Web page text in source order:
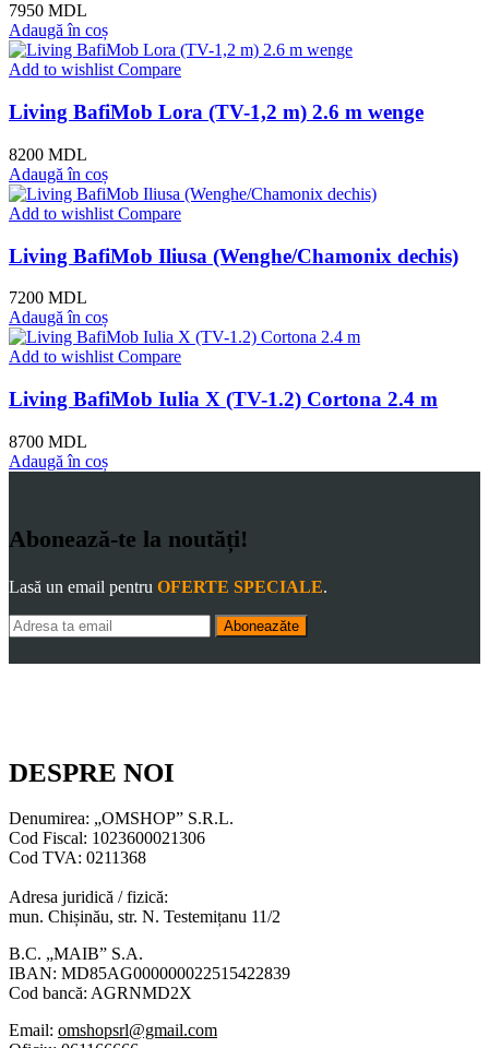
7950 MDL
Adaugă în coș
Add to wishlistCompare
Living BafiMob Lora (ТV-1,2 m) 2.6 m wenge
8200 MDL
Adaugă în coș
Add to wishlist Compare
Living BafiMob Iliusa (Wenghe/Chamonix dechis)
7200 MDL
Adaugă în coș
Add to wishlist Compare
Living BafiMob Iulia Х (ТV-1.2) Cortona 2.4 m
8700 MDL
Adaugă în coș
Abonează-te la noutăți!
Lasă un email pentru OFERTE SPECIALE.
Aboneazăte
DESPRE NOI
Denumirea: „OMSHOP” S.R.L.
Cod Fiscal: 1023600021306
Cod TVA: 0211368
Adresa juridică / fizică:
mun. Chișinău, str. N. Testemițanu 11/2
B.C. „MAIB” S.A.
IBAN: MD85AG000000022515422839
Cod bancă: AGRNMD2X
Email: omshopsrl@gmail.com